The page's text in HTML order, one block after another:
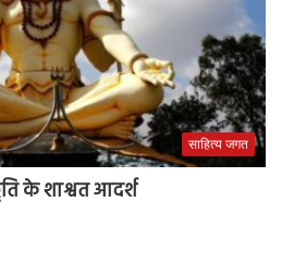
साहित्य जगत
के शाश्वत आदर्श